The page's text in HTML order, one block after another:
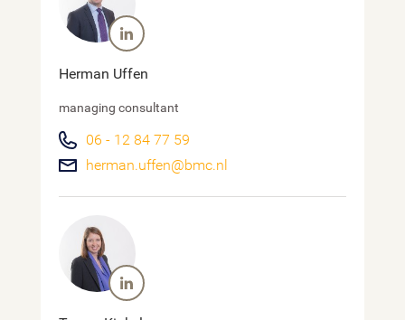
Herman Uffen
managing consultant
06 - 12 84 77 59
herman.uffen@bmc.nl